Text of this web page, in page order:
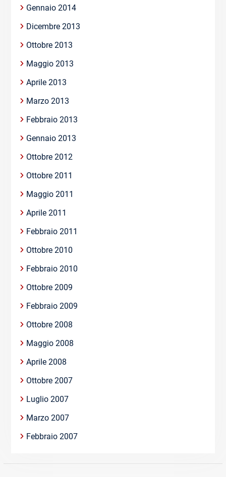
Gennaio 2014
Dicembre 2013
Ottobre 2013
Maggio 2013
Aprile 2013
Marzo 2013
Febbraio 2013
Gennaio 2013
Ottobre 2012
Ottobre 2011
Maggio 2011
Aprile 2011
Febbraio 2011
Ottobre 2010
Febbraio 2010
Ottobre 2009
Febbraio 2009
Ottobre 2008
Maggio 2008
Aprile 2008
Ottobre 2007
Luglio 2007
Marzo 2007
Febbraio 2007